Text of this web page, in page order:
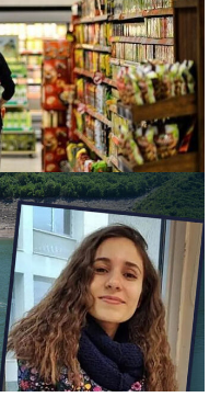
Ekonomistlerin
Durum